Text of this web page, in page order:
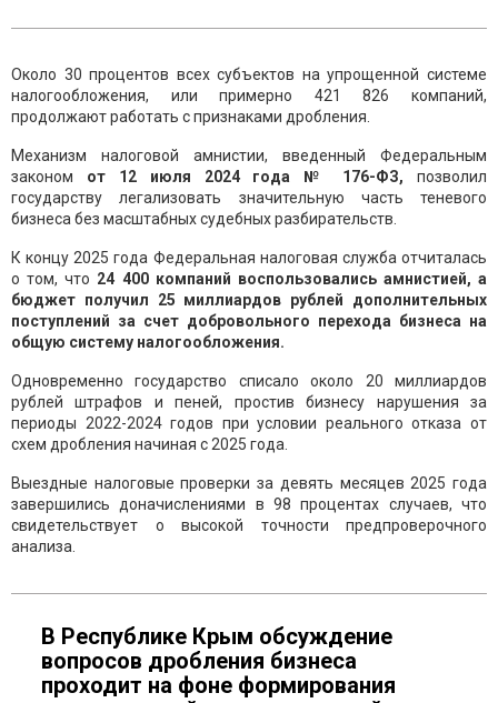
Около 30 процентов всех субъектов на упрощенной системе
налогообложения, или примерно 421 826 компаний,
продолжают работать с признаками дробления.
Механизм налоговой амнистии, введенный Федеральным
законом от 12 июля 2024 года № 176-ФЗ, позволил
государству легализовать значительную часть теневого
бизнеса без масштабных судебных разбирательств.
К концу 2025 года Федеральная налоговая служба отчиталась
о том, что 24 400 компаний воспользовались амнистией, а
бюджет получил 25 миллиардов рублей дополнительных
поступлений за счет добровольного перехода бизнеса на
общую систему налогообложения.
Одновременно государство списало около 20 миллиардов
рублей штрафов и пеней, простив бизнесу нарушения за
периоды 2022-2024 годов при условии реального отказа от
схем дробления начиная с 2025 года.
Выездные налоговые проверки за девять месяцев 2025 года
завершились доначислениями в 98 процентах случаев, что
свидетельствует о высокой точности предпроверочного
анализа.
В Республике Крым обсуждение
вопросов дробления бизнеса
проходит на фоне формирования